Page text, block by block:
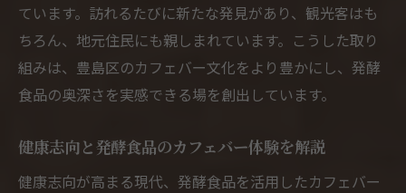
ています。訪れるたびに新たな発見があり、観光客はも
ちろん、地元住民にも親しまれています。こうした取り
組みは、豊島区のカフェバー文化をより豊かにし、発酵
食品の奥深さを実感できる場を創出しています。
健康志向と発酵食品のカフェバー体験を解説
健康志向が高まる現代、発酵食品を活用したカフェバー